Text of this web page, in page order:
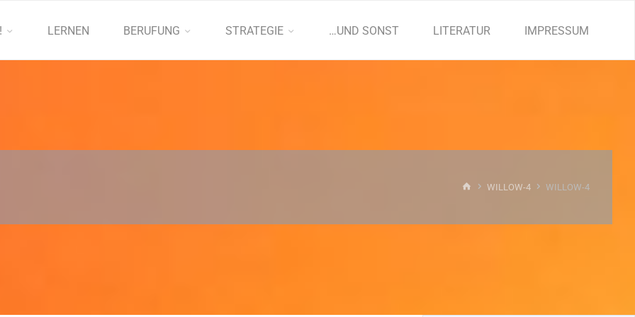
LERNEN BERUFUNG STRATEGIE …UND SONST LITERATUR IMPRESSUM
START
WILLOW-4 WILLOW-4